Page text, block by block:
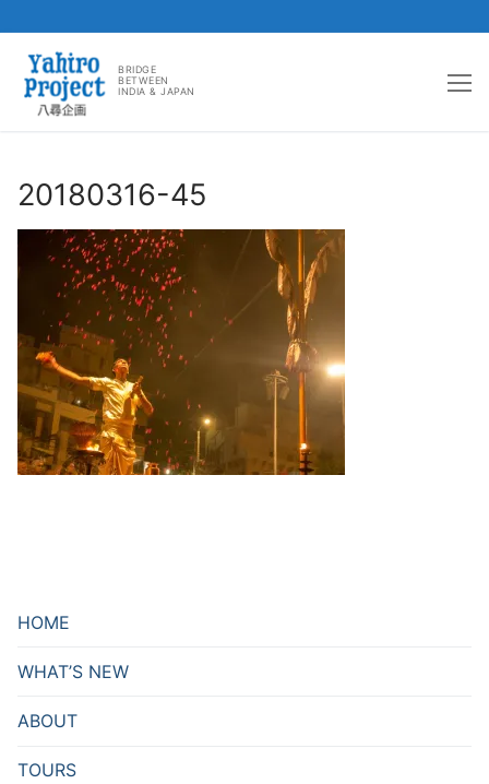
BRIDGE
BETWEEN
INDIA & JAPAN
20180316-45
HOME
WHAT’S NEW
ABOUT
TOURS